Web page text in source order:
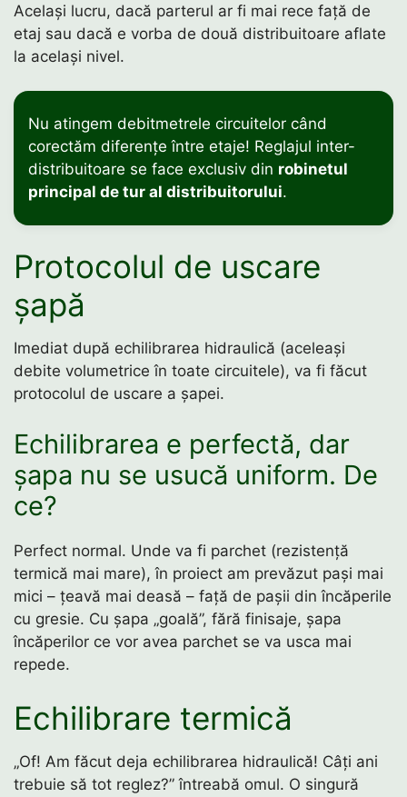
Același lucru, dacă parterul ar fi mai rece față de
etaj sau dacă e vorba de două distribuitoare aflate
la același nivel.
Nu atingem debitmetrele circuitelor când
corectăm diferențe între etaje! Reglajul inter-
distribuitoare se face exclusiv din robinetul
principal de tur al distribuitorului.
Protocolul de uscare
șapă
Imediat după echilibrarea hidraulică (aceleași
debite volumetrice în toate circuitele), va fi făcut
protocolul de uscare a șapei.
Echilibrarea e perfectă, dar
șapa nu se usucă uniform. De
ce?
Perfect normal. Unde va fi parchet (rezistență
termică mai mare), în proiect am prevăzut pași mai
mici – țeavă mai deasă – față de pașii din încăperile
cu gresie. Cu șapa „goală”, fără finisaje, șapa
încăperilor ce vor avea parchet se va usca mai
repede.
Echilibrare termică
„Of! Am făcut deja echilibrarea hidraulică! Câți ani
trebuie să tot reglez?” întreabă omul. O singură